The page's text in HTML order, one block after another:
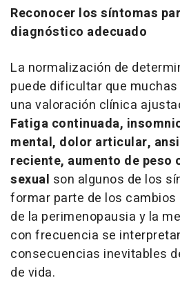
Reconocer los síntomas
diagnóstico adecuado
La normalización de
puede dificultar que
una valoración clínica
Fatiga continuada,
mental, dolor articular,
reciente, aumento de peso
sexual son algunos de los
formar parte de los
de la perimenopausia y la
con frecuencia se
consecuencias inevitables
de vida.